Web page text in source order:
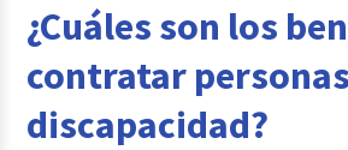
¿Cuáles son los
contratar
discapacidad?